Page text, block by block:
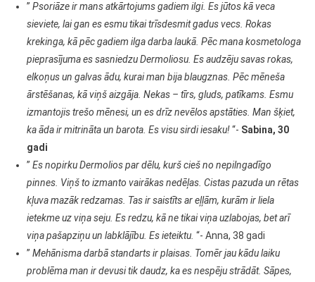
” Psoriāze ir mans atkārtojums gadiem ilgi. Es jūtos kā veca
sieviete, lai gan es esmu tikai trīsdesmit gadus vecs. Rokas
krekinga, kā pēc gadiem ilga darba laukā. Pēc mana kosmetologa
pieprasījuma es sasniedzu Dermoliosu. Es audzēju savas rokas,
elkoņus un galvas ādu, kurai man bija blaugznas. Pēc mēneša
ārstēšanas, kā viņš aizgāja. Nekas – tīrs, gluds, patīkams. Esmu
izmantojis trešo mēnesi, un es drīz nevēlos apstāties. Man šķiet,
ka āda ir mitrināta un barota. Es visu sirdi iesaku!“- Sabina, 30
gadi
” Es nopirku Dermolios par dēlu, kurš cieš no nepilngadīgo
pinnes. Viņš to izmanto vairākas nedēļas. Cistas pazuda un rētas
kļuva mazāk redzamas. Tas ir saistīts ar eļļām, kurām ir liela
ietekme uz viņa seju. Es redzu, kā ne tikai viņa uzlabojas, bet arī
viņa pašapziņu un labklājību. Es ieteiktu. “- Anna, 38 gadi
” Mehānisma darbā standarts ir plaisas. Tomēr jau kādu laiku
problēma man ir devusi tik daudz, ka es nespēju strādāt. Sāpes,